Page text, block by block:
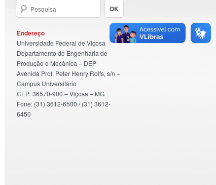
Endereço
Universidade Federal de Viçosa
Departamento de Engenharia de
Produção e Mecânica – DEP
Avenida Prof. Peter Henry Rolfs, s/n –
Campus Universitário
CEP: 36570-900 – Viçosa – MG
Fone: (31) 3612-6500 / (31) 3612-
6450